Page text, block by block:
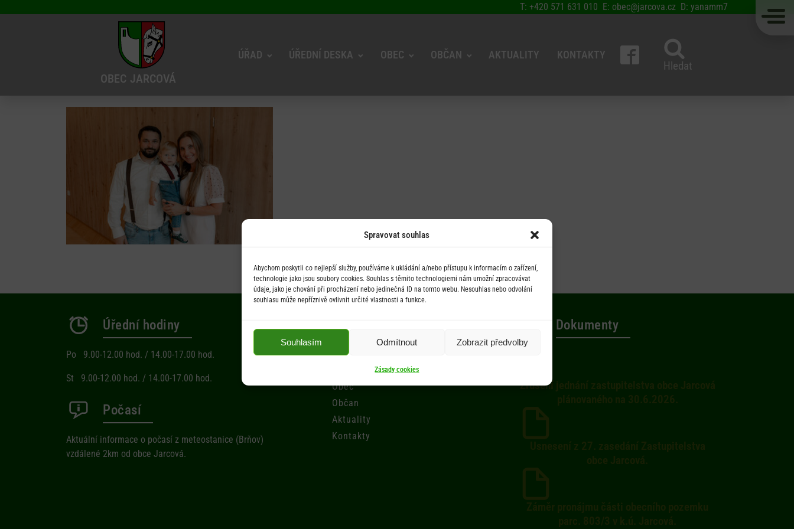
Spravovat souhlas
Abychom poskytli co nejlepší služby, používáme k ukládání a/nebo přístupu k informacím o zařízení,
technologie jako jsou soubory cookies. Souhlas s těmito technologiemi nám umožní zpracovávat
údaje, jako je chování při procházení nebo jedinečná ID na tomto webu. Nesouhlas nebo odvolání
souhlasu může nepříznivě ovlivnit určité vlastnosti a funkce.
Souhlasím Odmítnout Zobrazit předvolby
Zásady cookies
T: +420 571 631 010 E: obec@jarcova.cz D: yanamm7
OBEC JARCOVÁ
ÚŘAD ÚŘEDNÍ DESKA OBEC OBČAN AKTUALITY KONTAKTY
Hledat
Úřední hodiny
Po 9.00-12.00 hod. / 14.00-17.00 hod.
St 9.00-12.00 hod. / 14.00-17.00 hod.
Počasí
Aktuální informace o počasí z meteostanice (Brňov)
vzdálené 2km od obce Jarcová.
Menu
Úřad
Úřední deska
Obec
Občan
Aktuality
Kontakty
Dokumenty
Zrušení jednání zastupitelstva obce Jarcová